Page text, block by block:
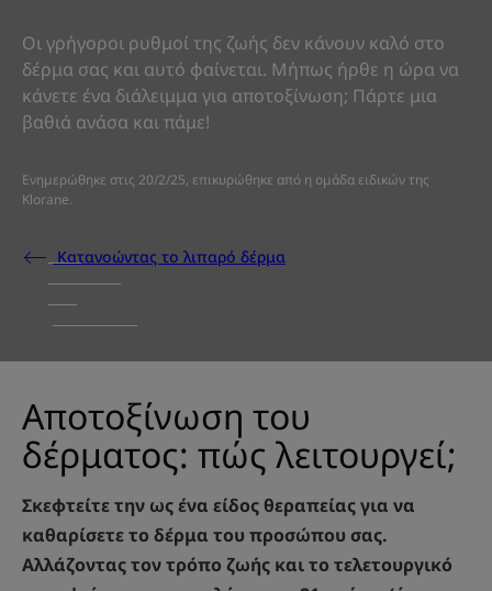
Οι γρήγοροι ρυθμοί της ζωής δεν κάνουν καλό στο
δέρμα σας και αυτό φαίνεται. Μήπως ήρθε η ώρα να
κάνετε ένα διάλειμμα για αποτοξίνωση; Πάρτε μια
βαθιά ανάσα και πάμε!
Ενημερώθηκε στις 20/2/25, επικυρώθηκε από η ομάδα ειδικών της
Klorane.
Κατανοώντας το λιπαρό δέρμα
Αποτοξίνωση του
δέρματος: πώς λειτουργεί;
Σκεφτείτε την ως ένα είδος θεραπείας για να
καθαρίσετε το δέρμα του προσώπου σας.
Αλλάζοντας τον τρόπο ζωής και το τελετουργικό